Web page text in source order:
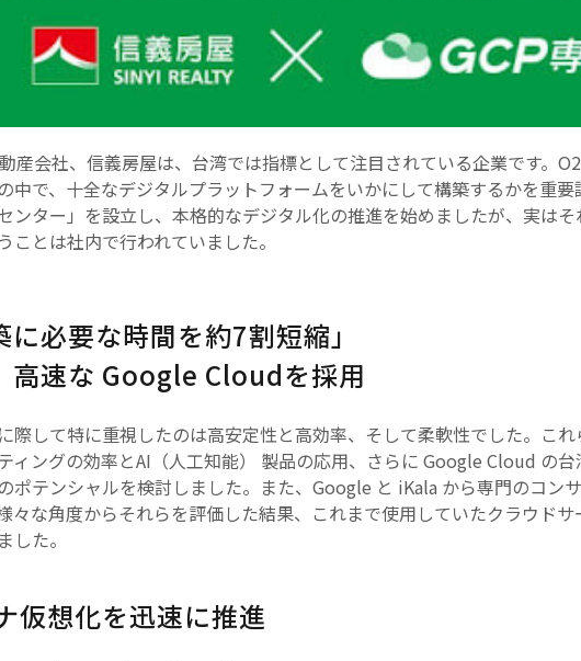
産会社、信義房屋は、台湾では指標として注目されている企業です。
中で、十全なデジタルプラットフォームをいかにして構築するかを重
ンター」を設立し、本格的なデジタル化の推進を始めましたが、実は
ことは社内で行われていました。
に必要な時間を約7割短縮」
高速な Google Cloudを採用
際して特に重視したのは高安定性と高効率、そして柔軟性でした。こ
ィングの効率とAI（人工知能） 製品の応用、さらに Google Cloud の
ポテンシャルを検討しました。また、Google と iKala から専門のコン
々な角度からそれらを評価した結果、これまで使用していたクラウド
した。
仮想化を迅速に推進
つ
た
だ